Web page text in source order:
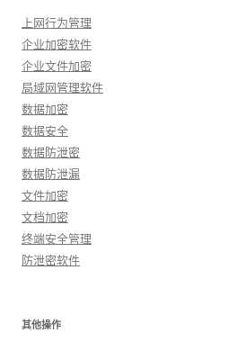
上网行为管理
企业加密软件
企业文件加密
局域网管理软件
数据加密
数据安全
数据防泄密
数据防泄漏
文件加密
文档加密
终端安全管理
防泄密软件
其他操作